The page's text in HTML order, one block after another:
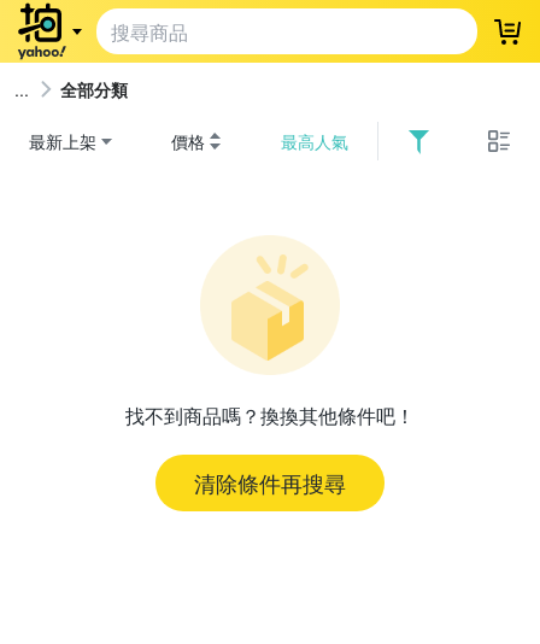
登
全部分類
最新上架 價格 最高人氣
找不到商品嗎？換換其他條件吧！
清除條件再搜尋